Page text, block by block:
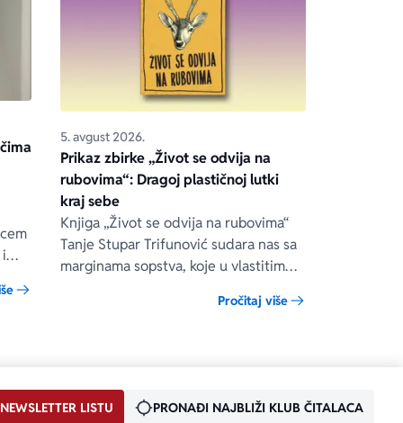
i
5. avgust 2026.
Prikaz zbirke „Život se odvija na
rubovima“: Dragoj plastičnoj lutki
kraj sebe
Knjiga „Život se odvija na rubovima“
Tanje Stupar Trifunović sudara nas sa
marginama sopstva, koje u vlastitim
kojim će popustiti sve stege i gdje će
Pročitaj više
LISTU PRONAĐI NAJBLIŽI KLUB ČITALACA